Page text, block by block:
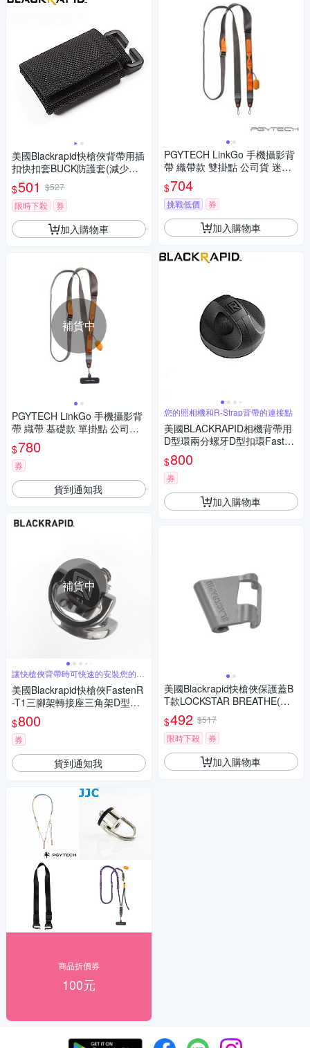
美國Blackrapid快槍俠背帶用插
扣快扣套BUCK防護套(減少誤
觸快扣和收納揹帶尾)適RS-4 Cl
assic RS-7 RS-SPORT DR-1 B
REATHE
$501 $527
限時下殺
券
加入購物車
補貨中
PGYTECH LinkGo 手機攝影背
帶 織帶 基礎款 單掛點 公司貨
迷霧灰 P-PG-007
$780
券
貨到通知我
補貨中
讓快槍俠背帶時可快速的安裝您的三
腳架上
美國Blackrapid快槍俠FastenR
-T1三腳架轉接座三角架D型環
FR-T1(適曼富圖Manfrotto快拆
板RC2的D形環)
$800
券
貨到通知我
商品折價券
100元
PGYTECH LinkGo 手機攝影背
帶 織帶款 雙掛點 公司貨 迷霧
灰 P-PG-096
$704
挑戰低價 券
加入購物車
您的照相機和R-Strap背帶的連接點
美國BLACKRAPID相機背帶用
D型環兩分螺牙D型扣環Fasten
R STEALTH FR-5(一體成型不
銹鋼)D形環快拆底座
$800
券
加入購物車
美國Blackrapid快槍俠保護蓋B
T款LOCKSTAR BREATHE(適B
reathe系列;保護滑帶聯結鉤Co
nnector R-2聯結鈎保護蓋)
$492 $517
限時下殺
券
加入購物車